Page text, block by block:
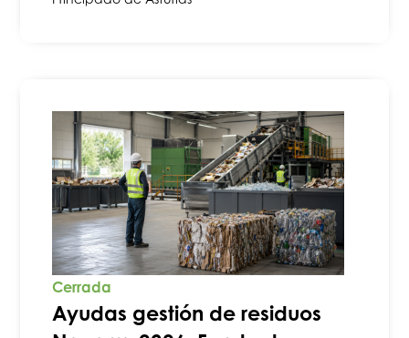
Cerrada
Ayudas gestión de residuos